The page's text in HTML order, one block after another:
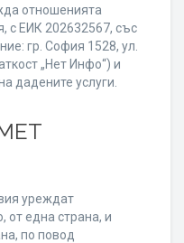
отношенията
с ЕИК 202632567, със
гр. София 1528, ул.
„Нет Инфо“) и
дадените услуги.
уреждат
една страна, и
по повод